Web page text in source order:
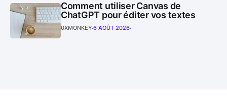
Comment utiliser Canvas de
ChatGPT pour éditer vos textes
0XMONKEY 6 AOÛT 2026